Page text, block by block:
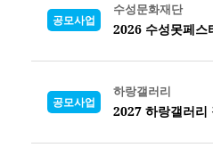
공모사업
수성문화재단
2026 수성못페스
공모사업
하랑갤러리
2027 하랑갤러리